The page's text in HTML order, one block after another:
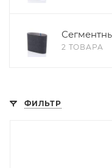
2 ТОВАРА
ФИЛЬТР